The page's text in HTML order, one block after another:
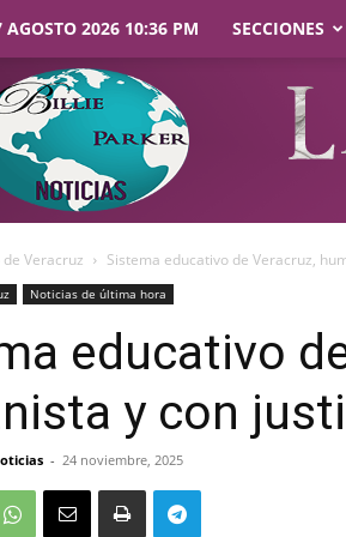
AGOSTO 2026 10:36 PM SECCIONES
Veracruz Sistema educativo de Veracruz,
Noticias de última hora
educativo
y con
- 24 noviembre, 2025